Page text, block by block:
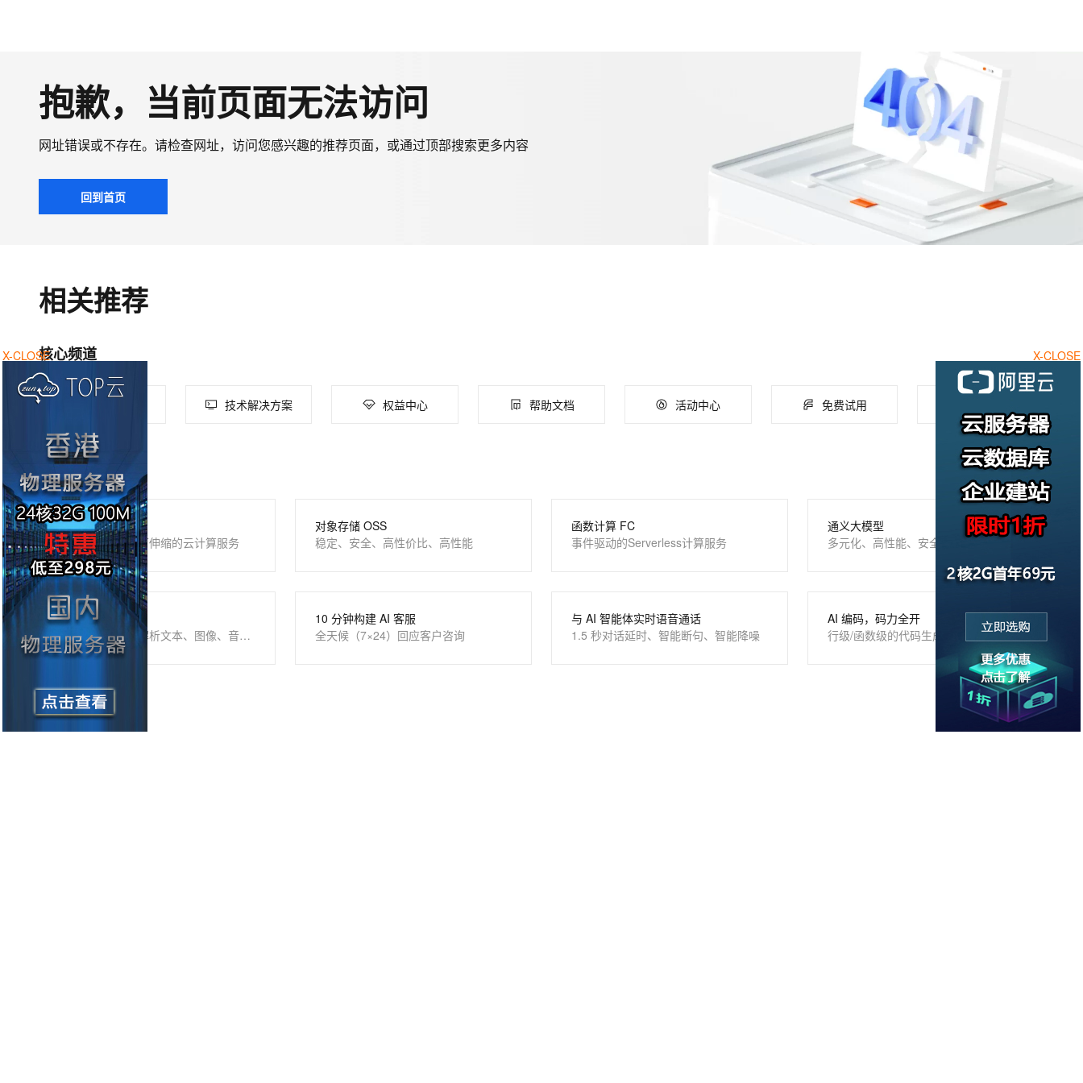
X-CLOSE
X-CLOSE
抱歉，当前页面无法访问
网址错误或不存在。请检查网址，访问您感兴趣的推荐页面，或通过顶部搜索更多内容
回到首页
相关推荐
核心频道
技术解决方案 权益中心 帮助文档 活动中心 免费试用
您可能感兴趣
云服务器 ECS
安全可靠、弹性可伸缩的云计算服务
对象存储 OSS
稳定、安全、高性价比、高性能
函数计算 FC
事件驱动的Serverless计算服务
通义大模型
多元化、高性能、安全可靠
多模态信息提取
开箱即用，识别解析文本、图像、音视频
10 分钟构建 AI 客服
全天候（7×24）回应客户咨询
与 AI 智能体实时语音通话
1.5 秒对话延时、智能断句、智能降噪
AI 编码，码力全开
行级/函数级的代码生成、补全、优化